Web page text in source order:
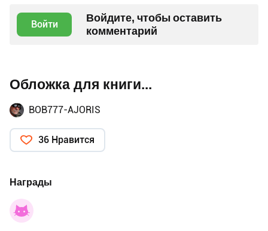
Войти
Войдите, чтобы оставить
комментарий
Обложка для книги...
BOB777-AJORIS
36 Нравится
Награды